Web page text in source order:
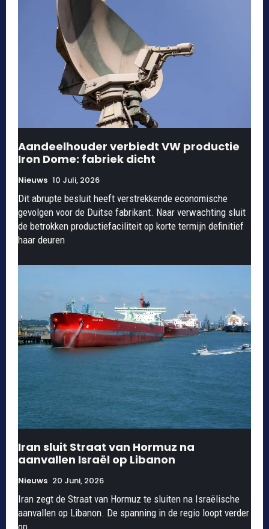
Aandeelhouder verbiedt VW productie
Iron Dome: fabriek dicht
Nieuws 10 Juli, 2026
Dit abrupte besluit heeft verstrekkende economische
gevolgen voor de Duitse fabrikant. Naar verwachting sluit
de betrokken productiefaciliteit op korte termijn definitief
haar deuren
Iran sluit Straat van Hormuz na
aanvallen Israël op Libanon
Nieuws 20 Juni, 2026
Iran zegt de Straat van Hormuz te sluiten na Israëlische
aanvallen op Libanon. De spanning in de regio loopt verder
op.